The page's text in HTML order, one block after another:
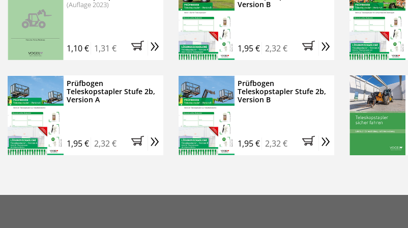
(Auflage 2023)
1,10 € 1,31 € »
Version B
1,95 € 2,32 € »
Prüfbogen
Teleskopstapler Stufe 2b,
Version A
1,95 € 2,32 € »
Prüfbogen
Teleskopstapler Stufe 2b,
Version B
1,95 € 2,32 € »